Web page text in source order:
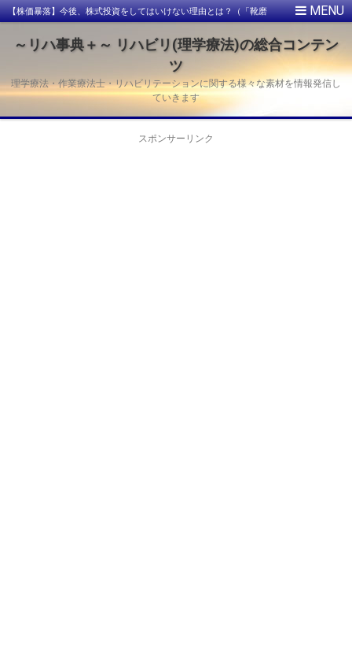
【株価暴落】今後、株式投資をしてはいけない理由とは？（「靴磨
～リハ事典＋～ リハビリ(理学療法)の総合コンテン
ツ
理学療法・作業療法士・リハビリテーションに関する様々な素材を情報発信し
ていきます
スポンサーリンク